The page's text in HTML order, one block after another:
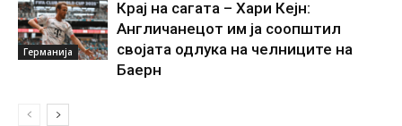
Германија
Крај на сагата – Хари Кејн:
Англичанецот им ја соопштил
својата одлука на челниците на
Баерн